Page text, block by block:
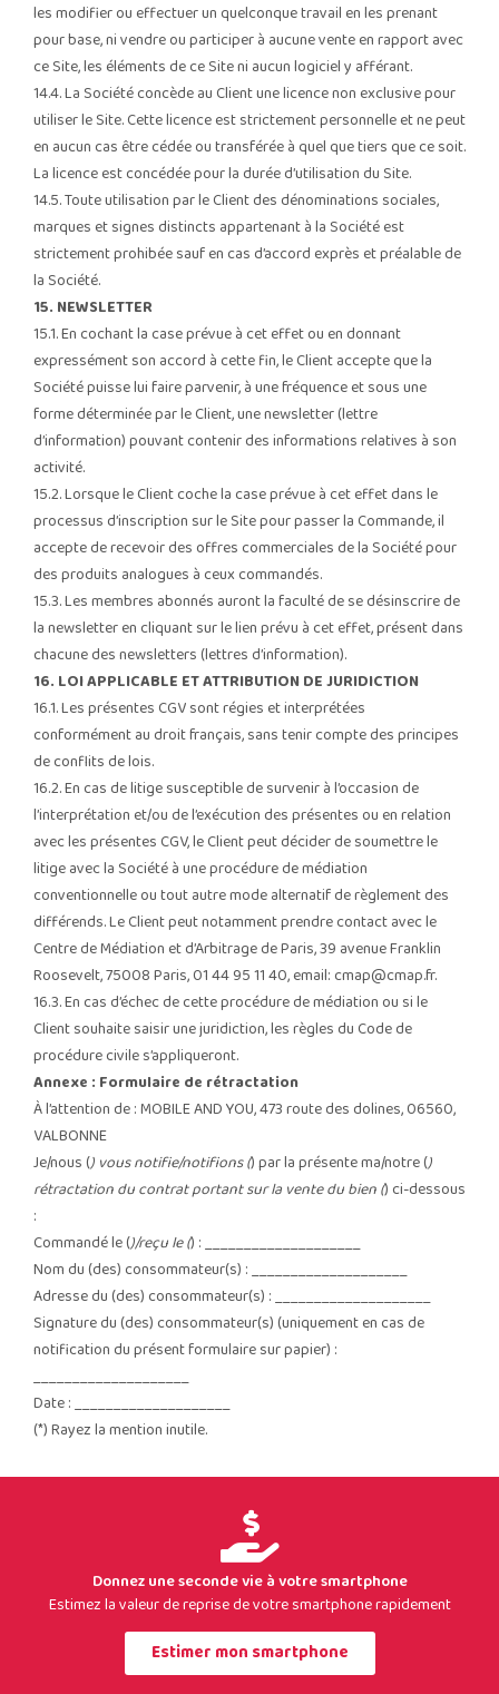
les modifier ou effectuer un quelconque travail en les prenant
pour base, ni vendre ou participer à aucune vente en rapport avec
ce Site, les éléments de ce Site ni aucun logiciel y afférant.
14.4. La Société concède au Client une licence non exclusive pour
utiliser le Site. Cette licence est strictement personnelle et ne peut
en aucun cas être cédée ou transférée à quel que tiers que ce soit.
La licence est concédée pour la durée d’utilisation du Site.
14.5. Toute utilisation par le Client des dénominations sociales,
marques et signes distincts appartenant à la Société est
strictement prohibée sauf en cas d’accord exprès et préalable de
la Société.
15. NEWSLETTER
15.1. En cochant la case prévue à cet effet ou en donnant
expressément son accord à cette fin, le Client accepte que la
Société puisse lui faire parvenir, à une fréquence et sous une
forme déterminée par le Client, une newsletter (lettre
d’information) pouvant contenir des informations relatives à son
activité.
15.2. Lorsque le Client coche la case prévue à cet effet dans le
processus d’inscription sur le Site pour passer la Commande, il
accepte de recevoir des offres commerciales de la Société pour
des produits analogues à ceux commandés.
15.3. Les membres abonnés auront la faculté de se désinscrire de
la newsletter en cliquant sur le lien prévu à cet effet, présent dans
chacune des newsletters (lettres d’information).
16. LOI APPLICABLE ET ATTRIBUTION DE JURIDICTION
16.1. Les présentes CGV sont régies et interprétées
conformément au droit français, sans tenir compte des principes
de conflits de lois.
16.2. En cas de litige susceptible de survenir à l’occasion de
l’interprétation et/ou de l’exécution des présentes ou en relation
avec les présentes CGV, le Client peut décider de soumettre le
litige avec la Société à une procédure de médiation
conventionnelle ou tout autre mode alternatif de règlement des
différends. Le Client peut notamment prendre contact avec le
Centre de Médiation et d’Arbitrage de Paris, 39 avenue Franklin
Roosevelt, 75008 Paris, 01 44 95 11 40, email: cmap@cmap.fr.
16.3. En cas d’échec de cette procédure de médiation ou si le
Client souhaite saisir une juridiction, les règles du Code de
procédure civile s’appliqueront.
Annexe : Formulaire de rétractation
À l’attention de : MOBILE AND YOU, 473 route des dolines, 06560,
VALBONNE
Je/nous () vous notifie/notifions () par la présente ma/notre ()
rétractation du contrat portant sur la vente du bien () ci-dessous
:
Commandé le ()/reçu le () : ____________________
Nom du (des) consommateur(s) : ____________________
Adresse du (des) consommateur(s) : ____________________
Signature du (des) consommateur(s) (uniquement en cas de
notification du présent formulaire sur papier) :
____________________
Date : ____________________
(*) Rayez la mention inutile.
Donnez une seconde vie à votre smartphone
Estimez la valeur de reprise de votre smartphone rapidement
Estimer mon smartphone